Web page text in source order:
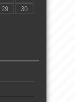
29
30